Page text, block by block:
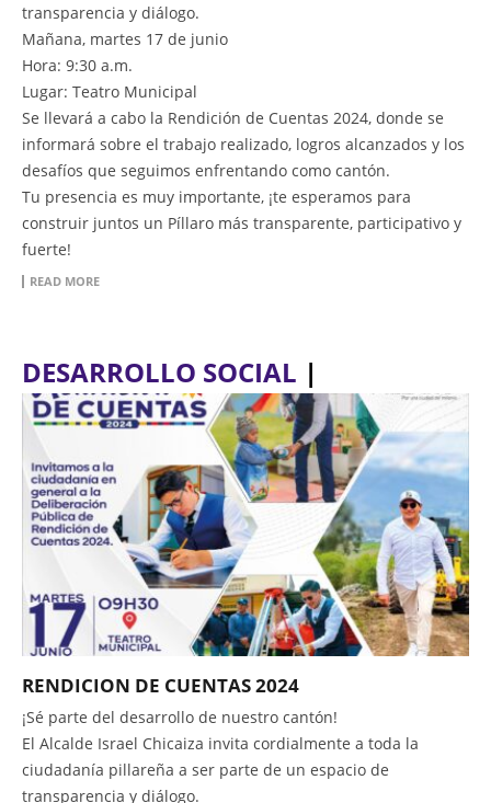
transparencia y diálogo.
Mañana, martes 17 de junio
Hora: 9:30 a.m.
Lugar: Teatro Municipal
Se llevará a cabo la Rendición de Cuentas 2024, donde se
informará sobre el trabajo realizado, logros alcanzados y los
desafíos que seguimos enfrentando como cantón.
Tu presencia es muy importante, ¡te esperamos para
construir juntos un Píllaro más transparente, participativo y
fuerte!
READ MORE
DESARROLLO SOCIAL |
RENDICION DE CUENTAS 2024
¡Sé parte del desarrollo de nuestro cantón!
El Alcalde Israel Chicaiza invita cordialmente a toda la
ciudadanía pillareña a ser parte de un espacio de
transparencia y diálogo.